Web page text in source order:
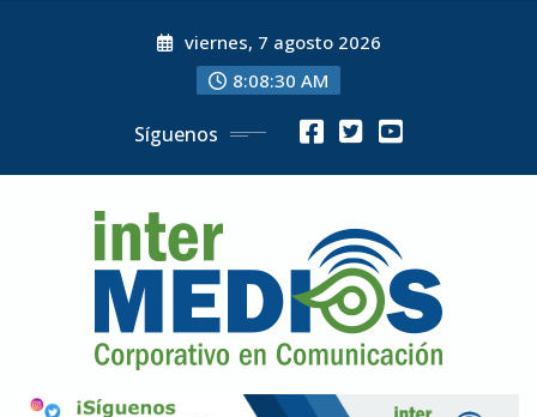
viernes, 7 agosto 2026
8:08:31 AM
Síguenos